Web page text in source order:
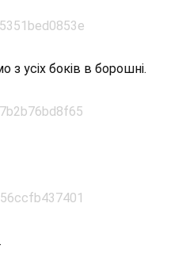
усіх боків в борошні.